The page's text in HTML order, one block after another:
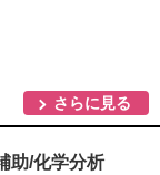
さらに見る
助/化学分析